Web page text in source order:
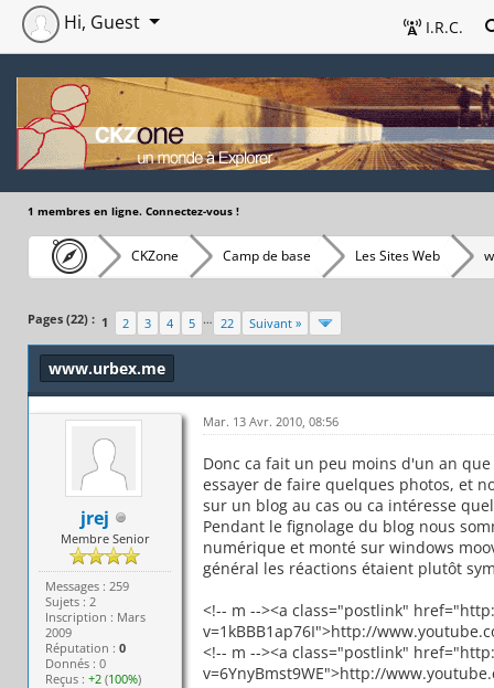
I.R.C.
Hi, Guest
1 membres en ligne. Connectez-vous !
CKZone Camp de base Les Sites Web
Pages (22) : 1 2 3 4 5 … 22 Suivant »
www.urbex.me
jrej
Membre Senior
Messages : 259
Sujets : 2
Inscription : Mars
2009
Réputation :0
Donnés : 0
Reçus :+2 (100%)
Mar. 13 Avr. 2010, 08:56
Donc ca fait un peu moins d'un an
essayer de faire quelques photos, et
sur un blog au cas ou ca intéresse
Pendant le fignolage du blog nous
numérique et monté sur windows
général les réactions étaient plutôt
<!-- m --><a class="postlink"
v=1kBBB1ap76I">http://
<!-- m --><a class="postlink"
v=6YnyBmst9WE">http://